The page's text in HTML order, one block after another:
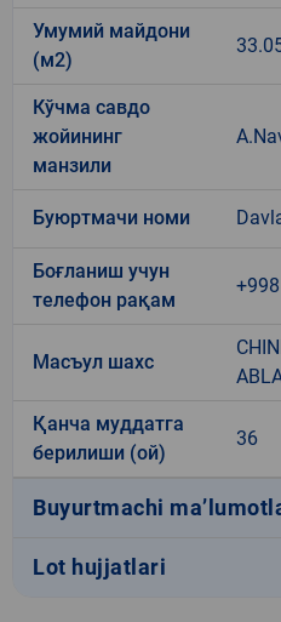
Умумий майдони
(м2)
Кўчма савдо
жойининг
манзили
Буюртмачи номи
Боғланиш учун
телефон рақам
Масъул шахс
Қанча муддатга
берилиши (ой)
36
Buyurtmachi
Lot hujjatlari